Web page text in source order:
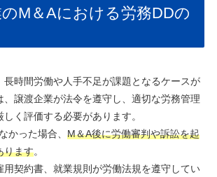
M＆Aにおける労務DDの
時間労働や人手不足が課題となるケースが
、譲渡企業が法令を遵守し、適切な労務管理
く評価する必要があります。
った場合、M＆A後に労働審判や訴訟を起
ります。
契約書、就業規則が労働法規を遵守してい